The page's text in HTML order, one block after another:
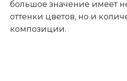
большое значение имеет
оттенки цветов, но и
композиции.